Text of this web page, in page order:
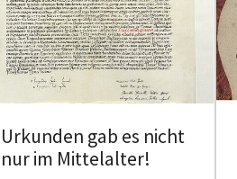
Urkunden gab es nicht
nur im Mittelalter!